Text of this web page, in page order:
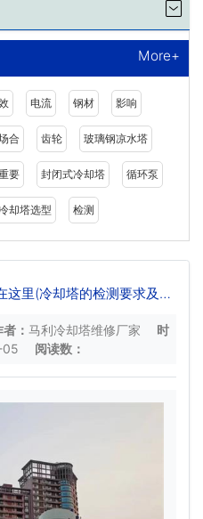
More+
电流 钢材 影响
合 齿轮 玻璃钢凉水塔
要 封闭式冷却塔 循环泵
却塔选型 检测
这里(冷却塔的检测要求及控
： 马利冷却塔维修厂家
时
05 阅读数：